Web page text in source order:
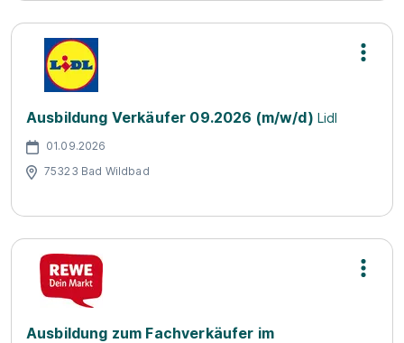
Ausbildung Verkäufer 09.2026 (m/w/d) Lidl
01.09.2026
75323 Bad Wildbad
Ausbildung zum Fachverkäufer im